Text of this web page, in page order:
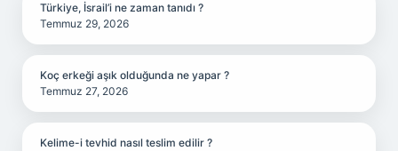
Türkiye, İsrail’i ne zaman tanıdı ?
Temmuz 29, 2026
Koç erkeği aşık olduğunda ne yapar ?
Temmuz 27, 2026
Kelime-i tevhid nasıl teslim edilir ?